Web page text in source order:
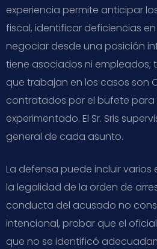
experiencia permite anticipar
fiscal, identificar deficiencias
negociar desde una posición
tiene asociados ni
que trabajan en los casos son
contratados por el bufete
experimentado. El Sr. Sris
general de cada asunto.
La defensa puede incluir
la legalidad de la orden de
conducta del acusado no
intencional, probar que el
que no se identificó